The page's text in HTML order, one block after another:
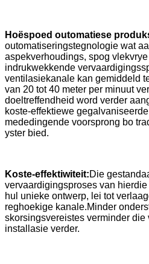
Hoëspoed outomatiese
outomatiseringstegnologie wat
aspekverhoudings, spog
indrukwekkende
ventilasiekanale kan gemiddeld
van 20 tot 40 meter per minuut
doeltreffendheid word verder
koste-effektiewe
mededingende voorsprong bo
yster bied.
Koste-effektiwiteit:Die
vervaardigingsproses van
hul unieke ontwerp, lei tot
reghoekige kanale.Minder
skorsingsvereistes verminder die
installasie verder.